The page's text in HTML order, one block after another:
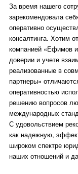
За время нашего
зарекомендовала
оперативно
консалтинга. Хотим
компанией «Ефимов
доверии и учете
реализованные в
партнеры»
оперативностью
решению вопросов
международных
С удовольствием
как надежную,
широком спектре
наших отношений и